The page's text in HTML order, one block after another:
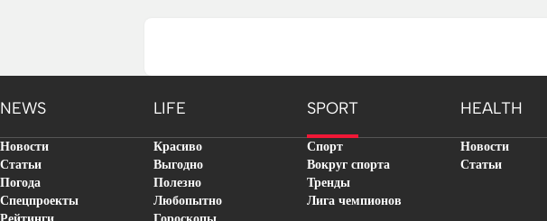
NEWS LIFE SPORT HEALTH
Новости
Статьи
Погода
Спецпроекты
Красиво
Выгодно
Полезно
Любопытно
Спорт
Вокруг спорта
Тренды
Лига чемпионов
Новости
Статьи